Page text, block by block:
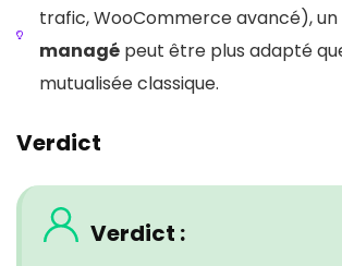
trafic, WooCommerce avancé), un
managépeut être plus adapté
mutualisée classique.
Verdict
Verdict :